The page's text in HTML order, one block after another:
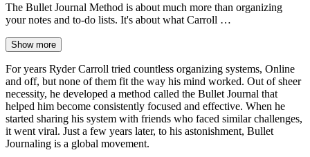
The Bullet Journal Method is about much more than organizing
your notes and to-do lists. It's about what Carroll …
Show more
For years Ryder Carroll tried countless organizing systems, Online
and off, but none of them fit the way his mind worked. Out of sheer
necessity, he developed a method called the Bullet Journal that
helped him become consistently focused and effective. When he
started sharing his system with friends who faced similar challenges,
it went viral. Just a few years later, to his astonishment, Bullet
Journaling is a global movement.